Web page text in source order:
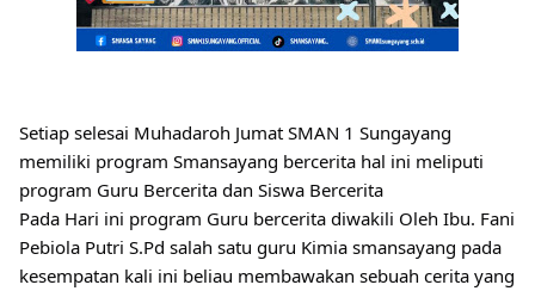
Setiap selesai Muhadaroh Jumat SMAN 1 Sungayang
memiliki program Smansayang bercerita hal ini meliputi
program Guru Bercerita dan Siswa Bercerita
Pada Hari ini program Guru bercerita diwakili Oleh Ibu. Fani
Pebiola Putri S.Pd salah satu guru Kimia smansayang pada
kesempatan kali ini beliau membawakan sebuah cerita yang